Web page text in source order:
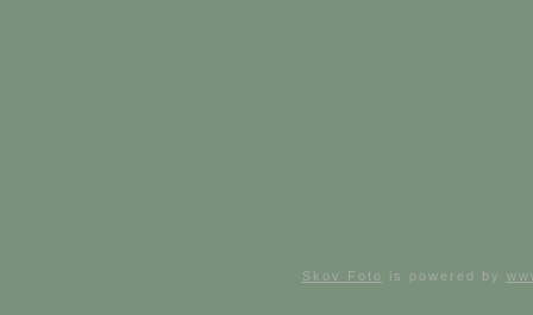
Skov Foto is powered by